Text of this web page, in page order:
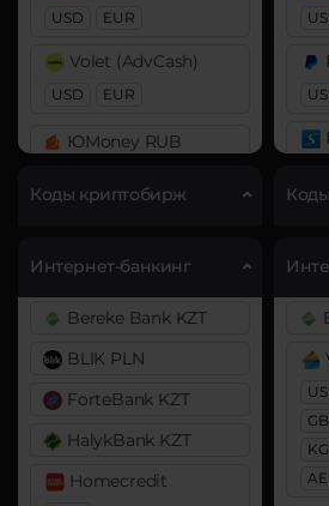
Chainlink (LINK)
Cosmos (ATOM)
Curve (CRV)
ERC20
Decentraland (MANA)
DOGE
Polkadot (DOT)
DOT
Ethereum (ETH)
USD EUR
Volet (AdvCash)
USD EUR
ЮMoney RUB
Коды криптобирж
Интернет-банкинг
Bereke Bank KZT
BLIK PLN
ForteBank KZT
HalykBank KZT
Homecredit